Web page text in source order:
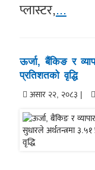
प्लास्टर,...
ऊर्जा, बैंकिङ र
प्रतिशतको वृद्धि
असार २२, २०८३ |